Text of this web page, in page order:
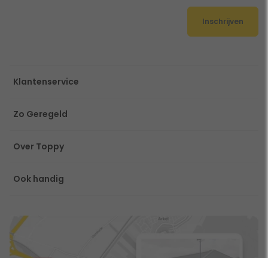
Inschrijven
Klantenservice
Zo Geregeld
Over Toppy
Ook handig